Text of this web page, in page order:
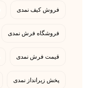
فروش کیف نمدی
فروشگاه فرش نمدی
قیمت فرش نمدی
پخش زیرانداز نمدی